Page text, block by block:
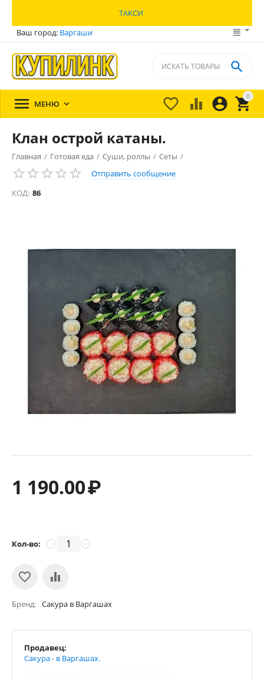
ТАКСИ
Ваш город: Варгаши
0


 

 МЕНЮ 
Клан острой катаны.
Главная / Готовая еда / Суши, роллы / Сеты /
Отправить сообщение
КОД: 86
1 190.00₽
Кол-во: +
−
Бренд Сакура в Варгашах
Продавец:
Сакура - в Варгашах.